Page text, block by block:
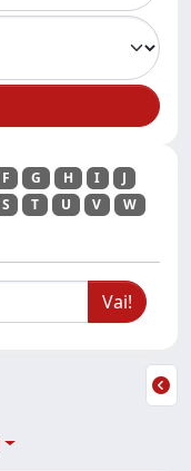
F G H I
J
S T U V
W